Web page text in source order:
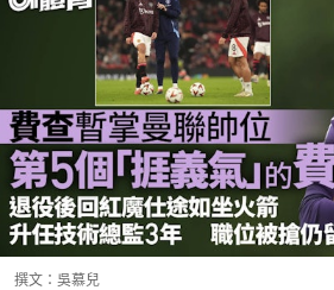
撰文： 吳慕兒